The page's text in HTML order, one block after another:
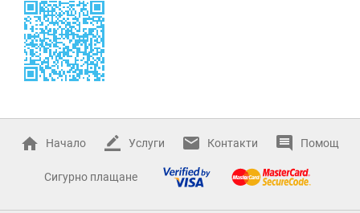
Начало Услуги Контакти Помощ
Сигурно плащане